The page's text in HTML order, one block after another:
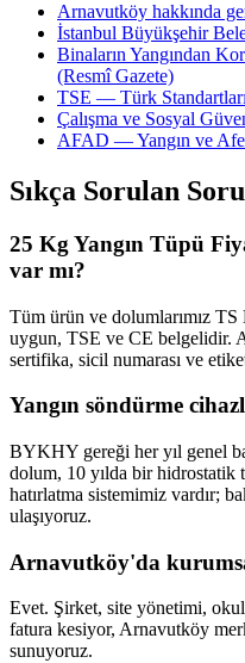
Arnavutköy hakkında
İstanbul Büyükşehir
Binaların Yangından
(Resmî Gazete)
TSE — Türk
Çalışma ve Sosyal
AFAD — Yangın ve
Sıkça Sorulan
25 Kg Yangın Tüpü
var mı?
Tüm ürün ve dolumlarımız
uygun, TSE ve CE belgelidir.
sertifika, sicil numarası ve
Yangın söndürme
BYKHY gereği her yıl genel
dolum, 10 yılda bir hidrostatik
hatırlatma sistemimiz vardır;
ulaşıyoruz.
Arnavutköy'da
Evet. Şirket, site yönetimi,
fatura kesiyor, Arnavutköy
sunuyoruz.